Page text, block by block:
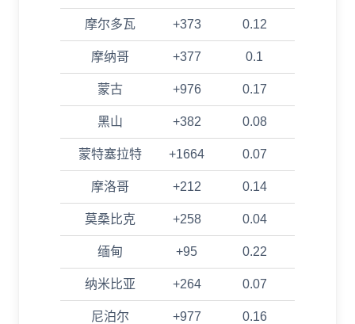
摩尔多瓦 +373 0.12
摩纳哥 +377 0.1
蒙古 +976 0.17
黑山 +382 0.08
蒙特塞拉特 +1664 0.07
摩洛哥 +212 0.14
莫桑比克 +258 0.04
缅甸 +95 0.22
纳米比亚 +264 0.07
尼泊尔 +977 0.16